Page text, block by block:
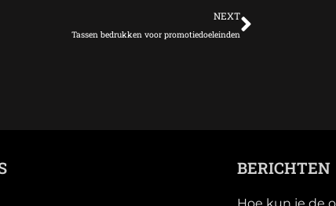
NEXT
Tassen bedrukken voor promotiedoeleinden
Volgende
BERICHTEN